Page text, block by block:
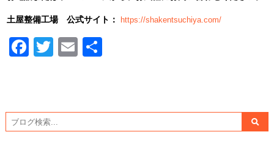
土屋整備工場 公式サイト： https://shakentsuchiya.com/
Facebook
TwitterEmail